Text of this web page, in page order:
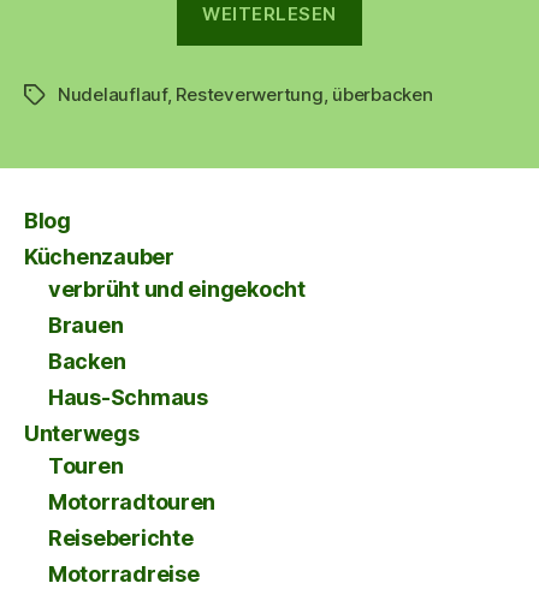
WEITERLESEN
Auflauf
Schlagwörter
Nudelauflauf, Resteverwertung, überbacken
Blog
Küchenzauber
verbrüht und eingekocht
Brauen
Backen
Haus-Schmaus
Unterwegs
Touren
Motorradtouren
Reiseberichte
Motorradreise